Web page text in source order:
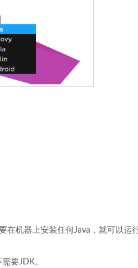
在机器上安装任何Java，就可以运
要JDK。